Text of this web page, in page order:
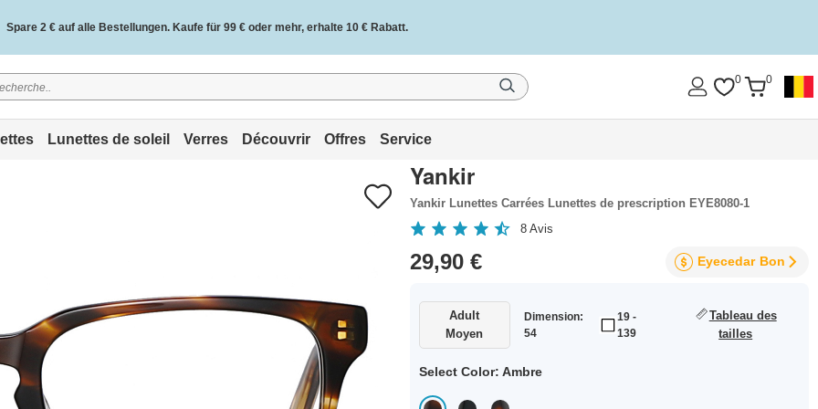
Spare 2 € auf alle Bestellungen. Kaufe für 99 € oder mehr, erhalte 10 € Rabatt.
2 Jahre Qualitätsgarantie und 30 Tage Geld-zurück-Garantie. 0 0
Lunettes de soleil Verres Découvrir Offres Service
Yankir
Yankir Lunettes Carrées Lunettes de prescription EYE8080-1
8 Avis
29,90 € Eyecedar Bon
Adult
Moyen
Dimension:
54
19 -
139
Tableau des
tailles
Select Color: Ambre